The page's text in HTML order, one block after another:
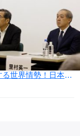
7月20日第3回国際フォーラム「激動する世界情勢！日本の針路を問う」開催